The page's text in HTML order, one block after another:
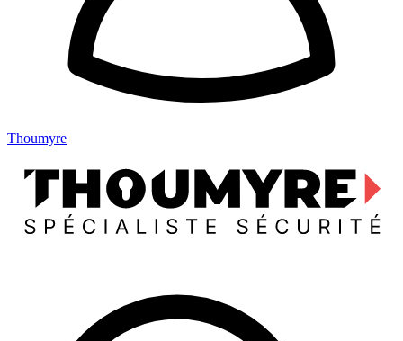
Thoumyre